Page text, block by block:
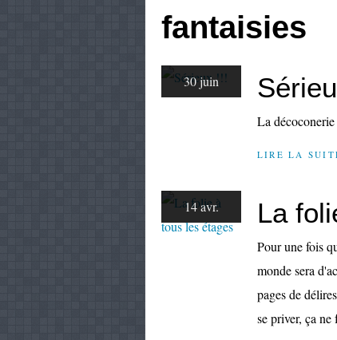
fantaisies
30 juin
La
LIRE LA
14 avr. La
Pour une fois
monde sera
pages de
se priver, ça ne